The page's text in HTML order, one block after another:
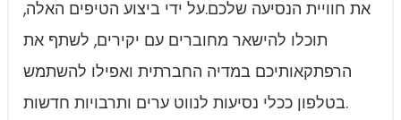
את חוויית הנסיעה שלכם.על ידי ביצוע הטיפים האלה,
תוכלו להישאר מחוברים עם יקירים, לשתף את
הרפתקאותיכם במדיה החברתית ואפילו להשתמש
בטלפון ככלי נסיעות לנווט ערים ותרבויות חדשות.